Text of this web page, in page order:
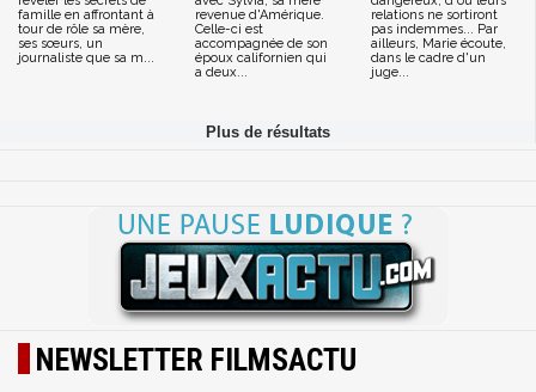
famille en affrontant à
tour de rôle sa mère,
ses sœurs, un
journaliste que sa m...
revenue d'Amérique.
Celle-ci est
accompagnée de son
époux californien qui
a deux...
relations ne sortiront
pas indemmes... Par
ailleurs, Marie écoute,
dans le cadre d'un
juge...
NEWSLETTER FILMSACTU